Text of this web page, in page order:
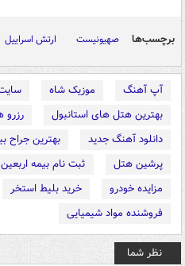
برچسب‌ها صهیونیست ارتش اسراییل
آپ آهنگ موزیک شاه
بهترین هتل های استانبول
رزرو
دانلود آهنگ جدید
بهترین جراح
پرشین هتل
ثبت نام بیمه اربعین
مزایده خودرو
خرید بلیط استخر
فروشنده مواد شیمیایی
نظر شما